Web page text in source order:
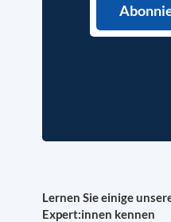
Lernen Sie einige
Expert:innen kennen